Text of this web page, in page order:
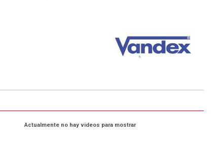
Actualmente no hay videos para mostrar